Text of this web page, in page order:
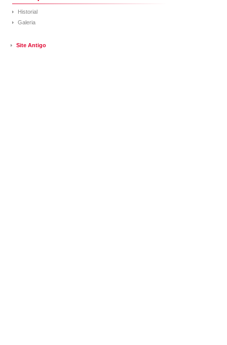
Historial
Galeria
Site Antigo